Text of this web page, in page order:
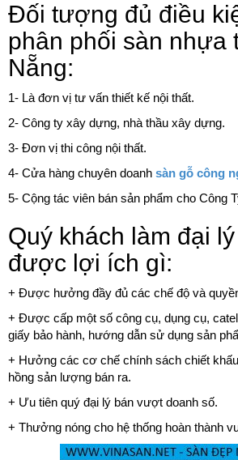
Đối tượng đủ điều
phân phối sàn nhựa
Nẵng:
1- Là đơn vị tư vấn thiết kế nội thất.
2- Công ty xây dựng, nhà thầu xây dựng.
3- Đơn vị thi công nội thất.
4- Cửa hàng chuyên doanh sàn gỗ công
5- Cộng tác viên bán sản phẩm cho Công
Quý khách làm đại
được lợi ích gì:
+ Được hưởng đầy đủ các chế độ và
+ Được cấp một số công cụ, dụng cụ,
giấy bảo hành, hướng dẫn sử dụng sản
+ Hưởng các cơ chế chính sách chiết
hồng sản lượng bán ra.
+ Ưu tiên quý đại lý bán vượt doanh số.
+ Thưởng nóng cho hệ thống hoàn thành